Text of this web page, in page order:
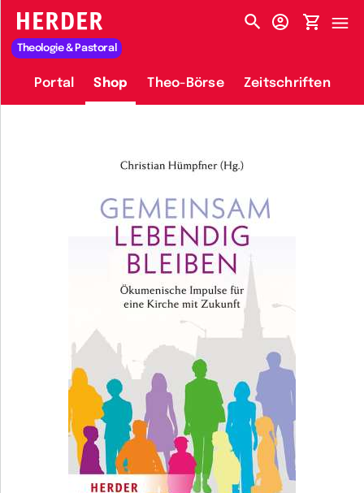
HERDER-MENÜ
Theologie & Pastoral
Portal Shop Theo-Börse Zeitschriften